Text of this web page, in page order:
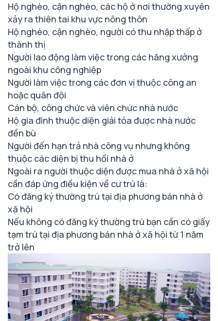
Hộ nghèo, cận nghèo, các hộ ở nơi thường xuyên
xảy ra thiên tai khu vực nông thôn
Hộ nghèo, cận nghèo, người có thu nhập thấp ở
thành thị
Người lao động làm việc trong các hãng xưởng
ngoài khu công nghiệp
Người làm việc trong các đơn vị thuộc công an
hoặc quân đội
Cán bộ, công chức và viên chức nhà nước
Hộ gia đình thuộc diện giải tỏa được nhà nước
đền bù
Người đến hạn trả nhà công vụ nhưng không
thuộc các diện bị thu hồi nhà ở
Ngoài ra người thuộc diện được mua nhà ở xã hội
cần đáp ứng điều kiện về cư trú là:
Có đăng ký thường trú tại địa phương bán nhà ở
xã hội
Nếu không có đăng ký thường trú bạn cần có giấy
tạm trú tại địa phương bán nhà ở xã hội từ 1 năm
trở lên